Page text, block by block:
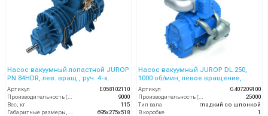
Насос вакуумный лопастной JUROP
PN 84HDR, лев. вращ., руч. 4-х.
клапан, гидромотор
Артикул
E058102110
9000
Вес, кг
115
695х275х518
Насос вакуумный JUROP DL 250,
1000 об/мин, левое вращение,
ручной клапан, гладкий вал
Артикул
G407209100
25000
Тип вала
гладкий со шпонкой
В коробке
1